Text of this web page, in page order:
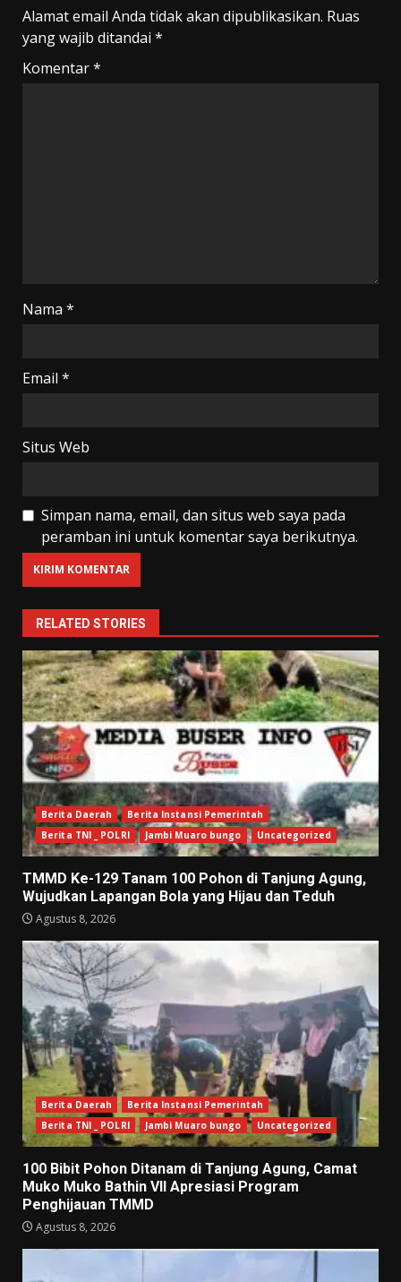
Alamat email Anda tidak akan dipublikasikan. Ruas
yang wajib ditandai *
Komentar*
Nama *
Email *
Situs Web
Simpan nama, email, dan situs web saya pada
peramban ini untuk komentar saya berikutnya.
RELATED STORIES
Berita Daerah
Berita Instansi Pemerintah
Berita TNI _ POLRI
Jambi Muaro bungo Uncategorized
TMMD Ke-129 Tanam 100 Pohon di Tanjung Agung,
Wujudkan Lapangan Bola yang Hijau dan Teduh
Agustus 8, 2026
Berita Daerah
Berita Instansi Pemerintah
Berita TNI _ POLRI
Jambi Muaro bungo Uncategorized
100 Bibit Pohon Ditanam di Tanjung Agung, Camat
Muko Muko Bathin VII Apresiasi Program
Penghijauan TMMD
Agustus 8, 2026